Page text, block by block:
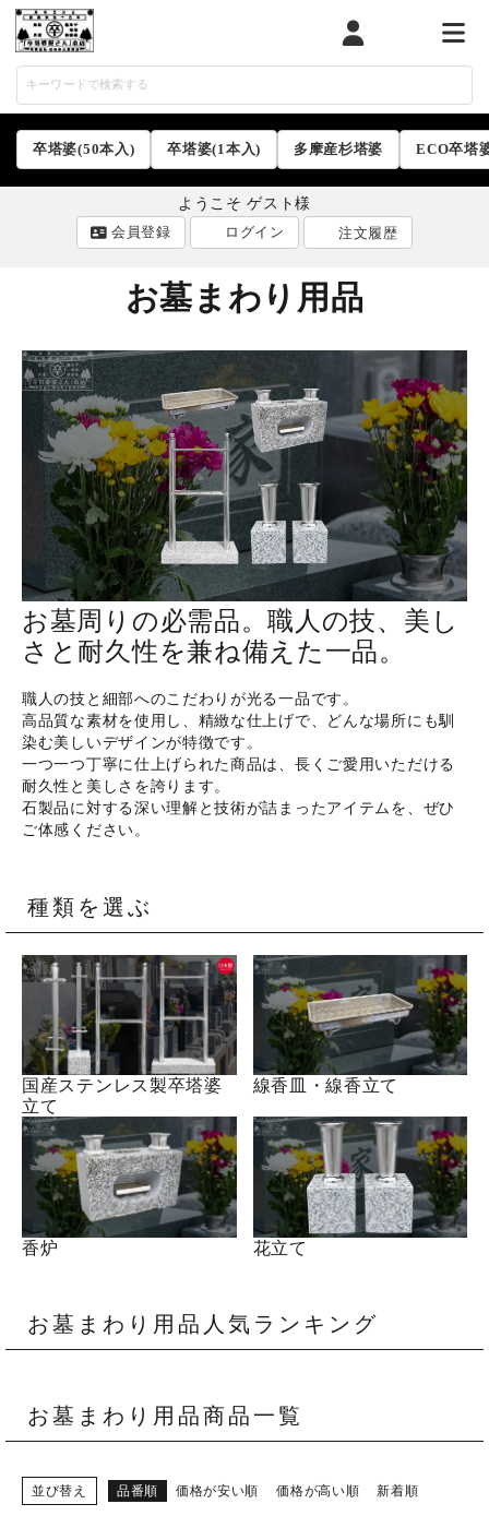
マイページカート メニ
卒塔婆(50本入) 卒塔婆(1本入) 多摩産杉塔婆 ECO卒塔
ようこそ ゲスト様
会員登録
ログイン 注文履歴
ACCOUNT MENU
ようこそ ゲスト 様
ログイン 会員登録
ホーム
商品から探す
特集
会員メニュー
ご利用ガイド
よみもの
ご購入履歴・再注文
プライバシーポリシー
特定商取引法について
お問い合わせ
お墓まわり用品
お墓周りの必需品。職人の技、美し
さと耐久性を兼ね備えた一品。
職人の技と細部へのこだわりが光る一品です。
高品質な素材を使用し、精緻な仕上げで、どんな場所にも馴
染む美しいデザインが特徴です。
一つ一つ丁寧に仕上げられた商品は、長くご愛用いただける
耐久性と美しさを誇ります。
石製品に対する深い理解と技術が詰まったアイテムを、ぜひ
ご体感ください。
種類を選ぶ
国産ステンレス製卒塔婆
立て
線香皿・線香立て
香炉 花立て
お墓まわり用品人気ランキング
お墓まわり用品商品一覧
並び替え 品番順 価格が安い順 価格が高い順 新着順